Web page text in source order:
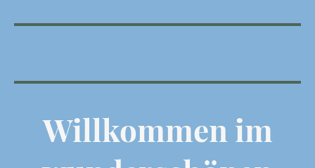
Willkommen im